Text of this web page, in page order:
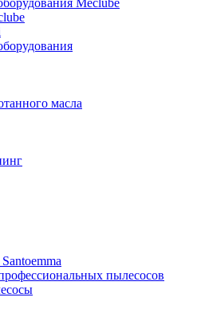
Meclube
масла
пылесосов